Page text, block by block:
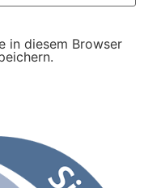
in diesem Browser